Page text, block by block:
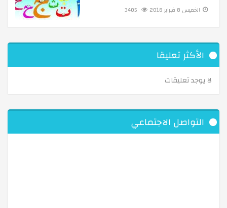
الخميس 8 فبراير 2018
الأكثر تعليقا
لا يوجد تعليقات
التواصل الاجتماعي